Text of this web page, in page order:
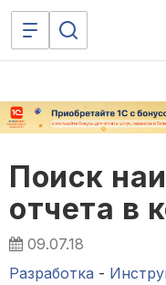
Поиск
отчета в
09.07.18
Разработка -